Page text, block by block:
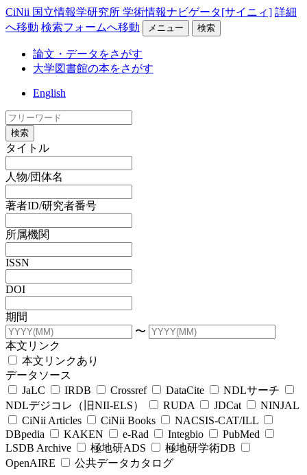
CiNii 国立情報学研究所 学術情報ナビゲータ[サイニィ] 詳細
へ移動 検索フォームへ移動 メニュー 検索
論文・データをさがす
大学図書館の本をさがす
English
検索
タイトル
人物/団体名
著者ID/研究者番号
所属機関
ISSN
DOI
期間
〜
本文リンク
本文リンクあり
データソース
JaLC
IRDB Crossref DataCite
NDLサーチ
NDLデジコレ（旧NII-ELS）
RUDA JDCat
NINJAL
CiNii Articles
CiNii Books
NACSIS-CAT/ILL
DBpedia
KAKEN e-Rad Integbio
PubMed
LSDB Archive
極地研ADS
極地研学術DB
OpenAIRE
公共データカタログ